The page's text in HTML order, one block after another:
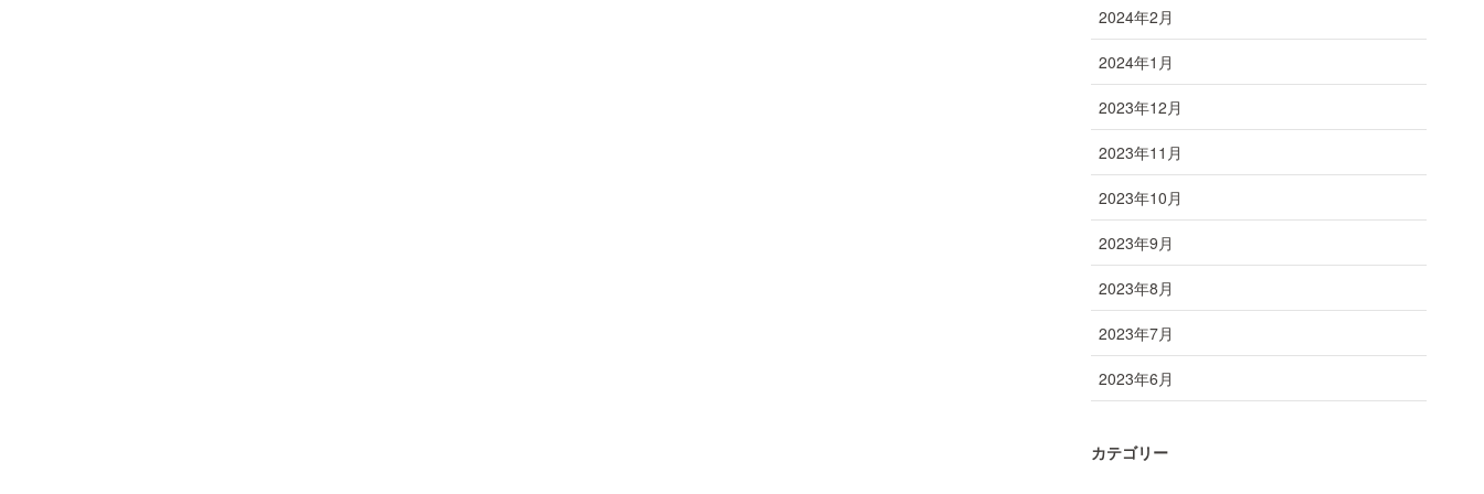
2024年2月
2024年1月
2023年12月
2023年11月
2023年10月
2023年9月
2023年8月
2023年7月
2023年6月
カテゴリー